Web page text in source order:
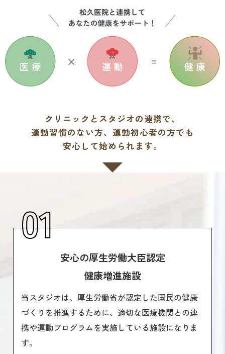
クリニックとスタジオの連携で、
運動習慣のない方、運動初心者の方でも
安心して始められます。
01
安心の厚生労働大臣認定
健康増進施設
当スタジオは、厚生労働省が認定した国民の健康
づくりを推進するために、適切な医療機関との連
携や運動プログラムを実施している施設になりま
す。